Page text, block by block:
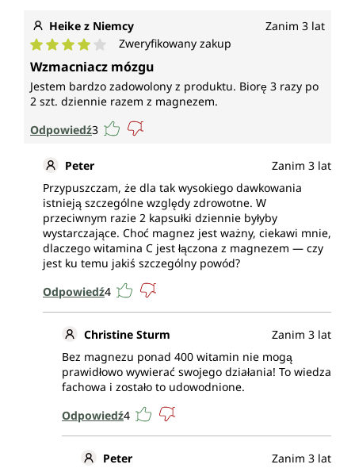
Heike z Niemcy Zanim 3 lat
Średnia ocena 4 z 5 gwiazdek
Zweryfikowany zakup
Wzmacniacz mózgu
Jestem bardzo zadowolony z produktu. Biorę 3 razy po
2 szt. dziennie razem z magnezem.
Odpowiedź3
Peter
Zanim 3 lat
Przypuszczam, że dla tak wysokiego dawkowania
istnieją szczególne względy zdrowotne. W
przeciwnym razie 2 kapsułki dziennie byłyby
wystarczające. Choć magnez jest ważny, ciekawi mnie,
dlaczego witamina C jest łączona z magnezem — czy
jest ku temu jakiś szczególny powód?
Odpowiedź4
Christine Sturm
Zanim 3 lat
Bez magnezu ponad 400 witamin nie mogą
prawidłowo wywierać swojego działania! To wiedza
fachowa i zostało to udowodnione.
Odpowiedź4
Peter
Zanim 3 lat